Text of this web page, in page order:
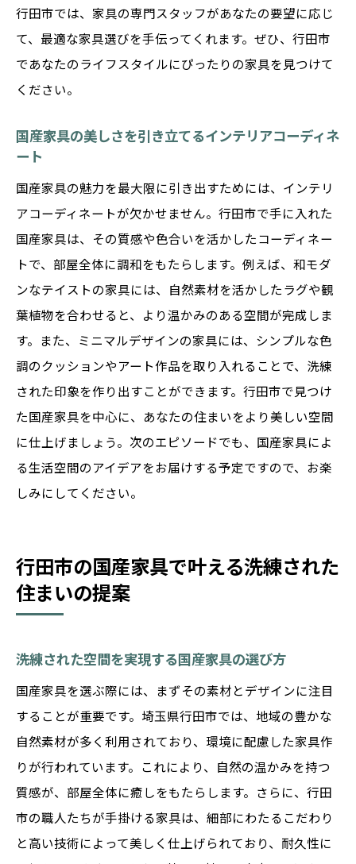
行田市では、家具の専門スタッフがあなたの要望に応じ
て、最適な家具選びを手伝ってくれます。ぜひ、行田市
であなたのライフスタイルにぴったりの家具を見つけて
ください。
国産家具の美しさを引き立てるインテリアコーディネ
ート
国産家具の魅力を最大限に引き出すためには、インテリ
アコーディネートが欠かせません。行田市で手に入れた
国産家具は、その質感や色合いを活かしたコーディネー
トで、部屋全体に調和をもたらします。例えば、和モダ
ンなテイストの家具には、自然素材を活かしたラグや観
葉植物を合わせると、より温かみのある空間が完成しま
す。また、ミニマルデザインの家具には、シンプルな色
調のクッションやアート作品を取り入れることで、洗練
された印象を作り出すことができます。行田市で見つけ
た国産家具を中心に、あなたの住まいをより美しい空間
に仕上げましょう。次のエピソードでも、国産家具によ
る生活空間のアイデアをお届けする予定ですので、お楽
しみにしてください。
行田市の国産家具で叶える洗練された
住まいの提案
洗練された空間を実現する国産家具の選び方
国産家具を選ぶ際には、まずその素材とデザインに注目
することが重要です。埼玉県行田市では、地域の豊かな
自然素材が多く利用されており、環境に配慮した家具作
りが行われています。これにより、自然の温かみを持つ
質感が、部屋全体に癒しをもたらします。さらに、行田
市の職人たちが手掛ける家具は、細部にわたるこだわり
と高い技術によって美しく仕上げられており、耐久性に